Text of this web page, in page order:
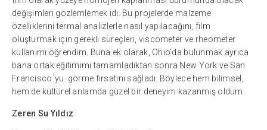
değişimleri gözlemlemek idi. Bu projelerde malzeme
özelliklerini termal analizlerle nasıl yapılacağını, film
oluşturmak için gerekli süreçleri, viscometer ve rheometer
kullanımı öğrendim. Buna ek olarak, Ohio’da bulunmak ayrıca
bana ortak eğitimimi tamamladıktan sonra New York ve San
Francisco`yu görme fırsatını sağladı. Böylece hem bilimsel,
hem de kültürel anlamda güzel bir deneyim kazanmış oldum.
Zeren Su Yıldız